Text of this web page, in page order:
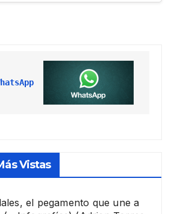
Vistas
el pegamento que une a